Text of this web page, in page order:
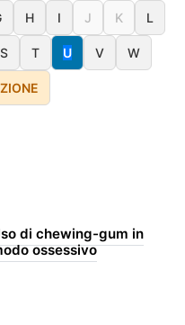
H I J K L
S T U V W
di chewing-gum in
ossessivo